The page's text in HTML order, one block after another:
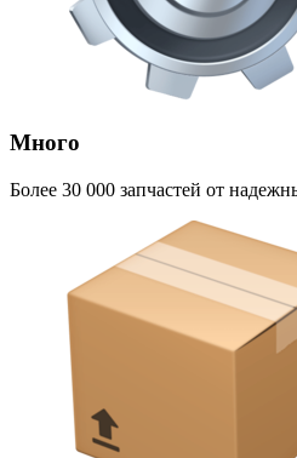
Много
Более 30 000 запчастей от